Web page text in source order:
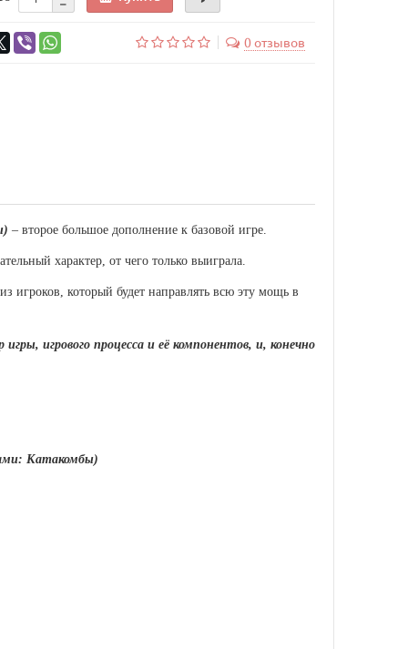
0 отзывов
– второе большое дополнение к базовой игре.
характер, от чего только выиграла.
игроков, который будет направлять всю эту мощь в
игрового процесса и её компонентов, и, конечно
Катакомбы)